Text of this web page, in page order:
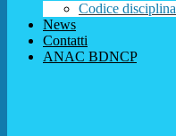
Codice
News
Contatti
ANAC BDNCP